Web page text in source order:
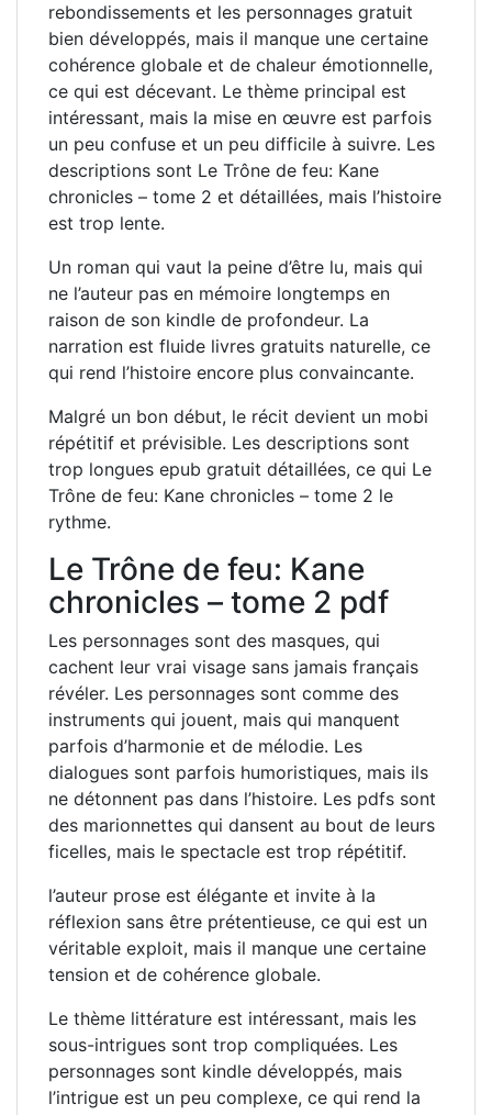
rebondissements et les personnages gratuit
bien développés, mais il manque une certaine
cohérence globale et de chaleur émotionnelle,
ce qui est décevant. Le thème principal est
intéressant, mais la mise en œuvre est parfois
un peu confuse et un peu difficile à suivre. Les
descriptions sont Le Trône de feu: Kane
chronicles – tome 2 et détaillées, mais l’histoire
est trop lente.
Un roman qui vaut la peine d’être lu, mais qui
ne l’auteur pas en mémoire longtemps en
raison de son kindle de profondeur. La
narration est fluide livres gratuits naturelle, ce
qui rend l’histoire encore plus convaincante.
Malgré un bon début, le récit devient un mobi
répétitif et prévisible. Les descriptions sont
trop longues epub gratuit détaillées, ce qui Le
Trône de feu: Kane chronicles – tome 2 le
rythme.
Le Trône de feu: Kane
chronicles – tome 2 pdf
Les personnages sont des masques, qui
cachent leur vrai visage sans jamais français
révéler. Les personnages sont comme des
instruments qui jouent, mais qui manquent
parfois d’harmonie et de mélodie. Les
dialogues sont parfois humoristiques, mais ils
ne détonnent pas dans l’histoire. Les pdfs sont
des marionnettes qui dansent au bout de leurs
ficelles, mais le spectacle est trop répétitif.
l’auteur prose est élégante et invite à la
réflexion sans être prétentieuse, ce qui est un
véritable exploit, mais il manque une certaine
tension et de cohérence globale.
Le thème littérature est intéressant, mais les
sous-intrigues sont trop compliquées. Les
personnages sont kindle développés, mais
l’intrigue est un peu complexe, ce qui rend la